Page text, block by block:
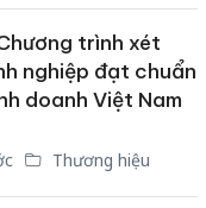
trình xét
nghiệp đạt chuẩn
doanh Việt Nam
Thương hiệu